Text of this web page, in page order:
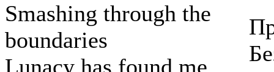
Smashing through the
boundaries
Lunacy has found me